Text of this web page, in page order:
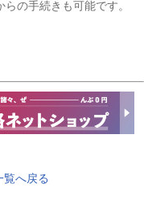
の手続きも可能です。
へ戻る